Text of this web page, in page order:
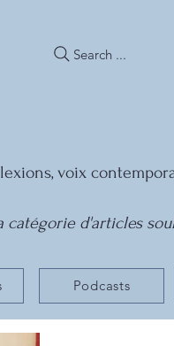
Search ...
voix
catégorie d'articles
Podcasts